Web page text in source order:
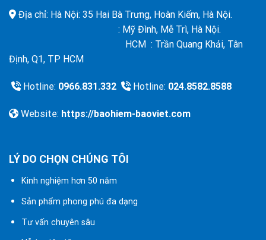
Địa chỉ: Hà Nội: 35 Hai Bà Trưng, Hoàn Kiếm, Hà Nội.
: Mỹ Đình, Mễ Trì, Hà Nội.
HCM : Trần Quang Khải, Tân
Định, Q1, TP HCM
Hotline: 0966.831.332 Hotline: 024.8582.8588
Website: https://baohiem-baoviet.com
LÝ DO CHỌN CHÚNG TÔI
Kinh nghiệm hơn 50 năm
Sản phẩm phong phú đa dạng
Tư vấn chuyên sâu